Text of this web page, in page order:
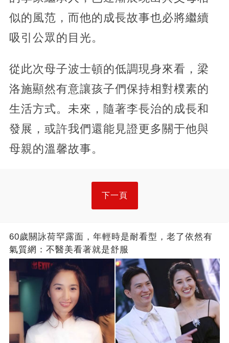
似的風范，而他的成長故事也必將繼續
吸引公眾的目光。
從此次母子波士頓的低調現身來看，梁
洛施顯然有意讓孩子們保持相對樸素的
生活方式。未來，隨著李長治的成長和
發展，或許我們還能見證更多關于他與
母親的溫馨故事。​​​​
下一頁
60歲關詠荷罕露面，年輕時是耐看型，老了依然有
氣質網：不醫美看著就是舒服